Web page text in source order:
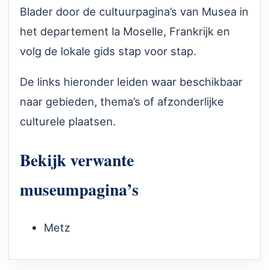
Blader door de cultuurpagina’s van Musea in
het departement la Moselle, Frankrijk en
volg de lokale gids stap voor stap.
De links hieronder leiden waar beschikbaar
naar gebieden, thema’s of afzonderlijke
culturele plaatsen.
Bekijk verwante
museumpagina’s
Metz